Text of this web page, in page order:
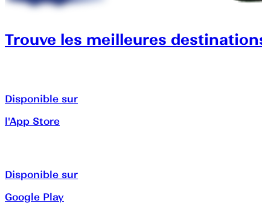
Trouve les meilleures
Disponible sur
l'App Store
Disponible sur
Google Play